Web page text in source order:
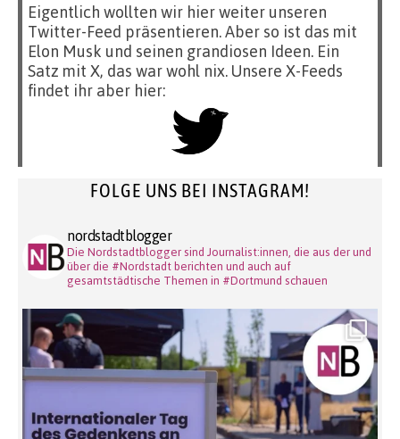
Eigentlich wollten wir hier weiter unseren
Twitter-Feed präsentieren. Aber so ist das mit
Elon Musk und seinen grandiosen Ideen. Ein
Satz mit X, das war wohl nix. Unsere X-Feeds
findet ihr aber hier:
FOLGE UNS BEI INSTAGRAM!
nordstadtblogger
Die Nordstadtblogger sind Journalist:innen, die aus der und
über die #Nordstadt berichten und auch auf
gesamtstädtische Themen in #Dortmund schauen